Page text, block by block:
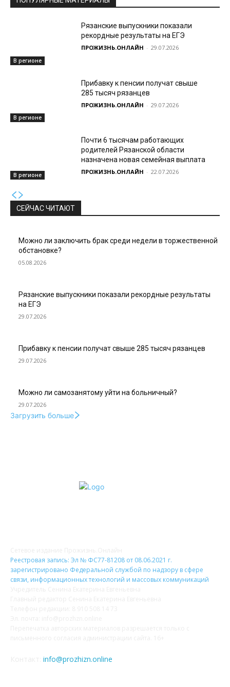
В регионе
Рязанские выпускники показали
рекордные результаты на ЕГЭ
ПРОЖИЗНЬ.ОНЛАЙН - 29.07.2026
В регионе
Прибавку к пенсии получат свыше
285 тысяч рязанцев
ПРОЖИЗНЬ.ОНЛАЙН - 29.07.2026
В регионе
Почти 6 тысячам работающих
родителей Рязанской области
назначена новая семейная выплата
ПРОЖИЗНЬ.ОНЛАЙН - 22.07.2026
СЕЙЧАС ЧИТАЮТ
Можно ли заключить брак среди недели в торжественной
обстановке?
05.08.2026
Рязанские выпускники показали рекордные результаты
на ЕГЭ
29.07.2026
Прибавку к пенсии получат свыше 285 тысяч рязанцев
29.07.2026
Можно ли самозанятому уйти на больничный?
29.07.2026
Загрузить больше
Реестровая запись: Эл № ФС77-81208 от 08.06.2021 г.
зарегистрировано Федеральной службой по надзору в сфере
связи, информационных технологий и массовых коммуникаций
info@prozhizn.online